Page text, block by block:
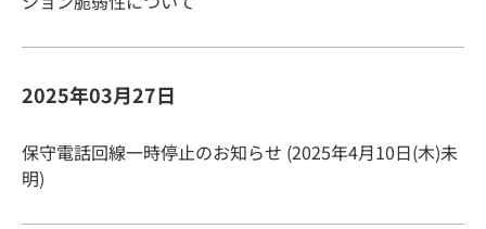
2025年03月27日
保守電話回線一時停止のお知らせ (2025年4月10日(木)未
明)